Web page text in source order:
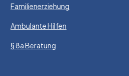
Familienerziehung
Ambulante Hilfen
§ 8a Beratung